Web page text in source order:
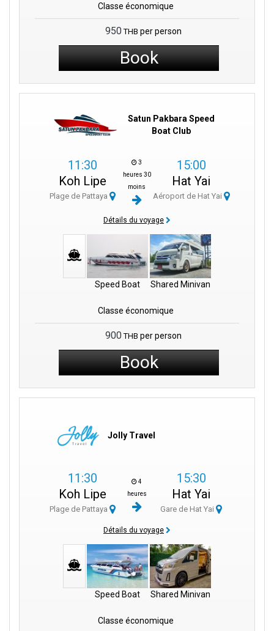
Classe économique
950 THB per person
Book
Satun Pakbara Speed
Boat Club
11:30
Koh Lipe
Plage de Pattaya
3
heures 30
moins
15:00
Hat Yai
Aéroport de Hat Yai
Détails du voyage
Speed Boat Shared Minivan
Classe économique
900 THB per person
Book
Jolly Travel
11:30
Koh Lipe
Plage de Pattaya
4
heures
15:30
Hat Yai
Gare de Hat Yai
Détails du voyage
Speed Boat Shared Minivan
Classe économique